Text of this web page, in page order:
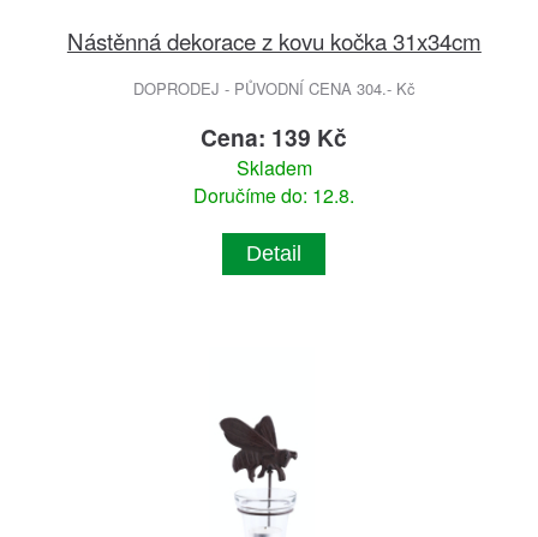
Nástěnná dekorace z kovu kočka 31x34cm
DOPRODEJ - PŮVODNÍ CENA 304.- Kč
Cena: 139 Kč
Skladem
Doručíme do: 12.8.
Detail